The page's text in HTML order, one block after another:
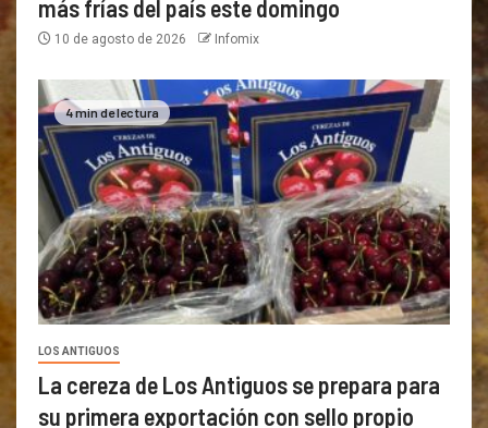
más frías del país este domingo
10 de agosto de 2026 Infomix
4 min de lectura
LOS ANTIGUOS
La cereza de Los Antiguos se prepara para
su primera exportación con sello propio